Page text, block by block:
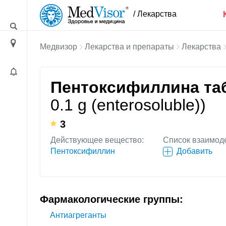
/ Лекарства
Медвизор Лекарства и препараты Лекарства
Пентоксифиллина
0.1 g (enterosoluble))
3
Действующее вещество:
Пентоксифиллин
Список
Добавить
Фармакологические группы:
Антиагреганты